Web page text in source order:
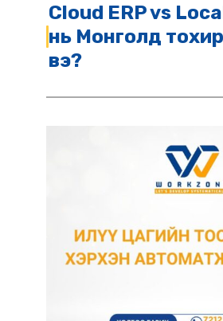
Cloud ERP vs
нь Монголд
вэ?